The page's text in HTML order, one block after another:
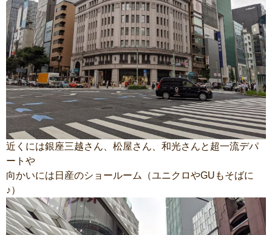
近くには銀座三越さん、松屋さん、和光さんと超一流デパ
ートや
向かいには日産のショールーム（ユニクロやGUもそばに
♪）